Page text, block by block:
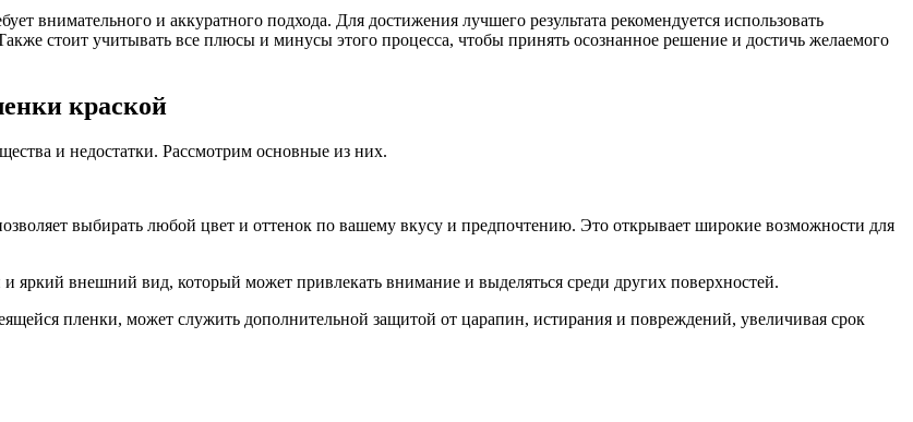
внимательного и аккуратного подхода. Для достижения лучшего результата рекомендуется использовать
стоит учитывать все плюсы и минусы этого процесса, чтобы принять осознанное решение и достичь желаемого
краской
и недостатки. Рассмотрим основные из них.
выбирать любой цвет и оттенок по вашему вкусу и предпочтению. Это открывает широкие возможности для
яркий внешний вид, который может привлекать внимание и выделяться среди других поверхностей.
пленки, может служить дополнительной защитой от царапин, истирания и повреждений, увеличивая срок